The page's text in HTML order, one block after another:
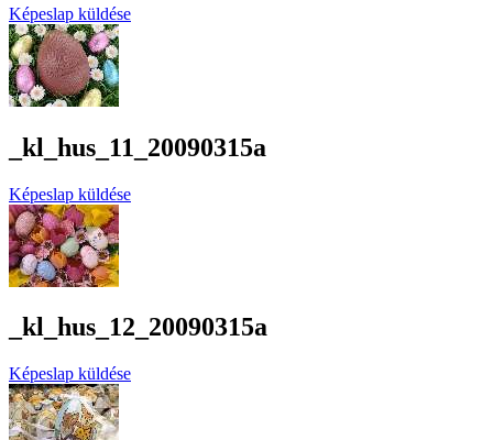
Képeslap küldése
_kl_hus_11_20090315a
Képeslap küldése
_kl_hus_12_20090315a
Képeslap küldése